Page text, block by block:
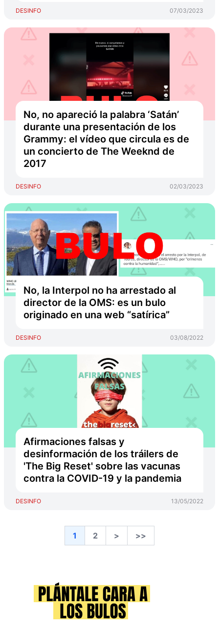
DESINFO 07/03/2023
No, no apareció la palabra ‘Satán’
durante una presentación de los
Grammy: el vídeo que circula es de
un concierto de The Weeknd de
2017
DESINFO 02/03/2023
No, la Interpol no ha arrestado al
director de la OMS: es un bulo
originado en una web “satírica”
DESINFO 03/08/2022
Afirmaciones falsas y
desinformación de los tráilers de
'The Big Reset' sobre las vacunas
contra la COVID-19 y la pandemia
DESINFO 13/05/2022
1 2 > >>